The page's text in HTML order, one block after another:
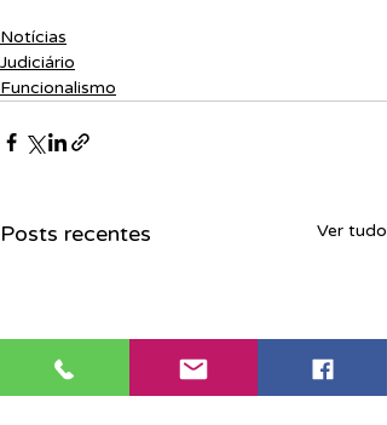
Notícias
Judiciário
Funcionalismo
Posts recentes Ver tudo